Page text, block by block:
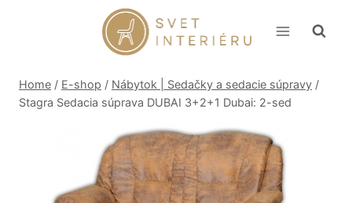
Home / E-shop / Nábytok | Sedačky a sedacie súpravy /
Stagra Sedacia súprava DUBAI 3+2+1 Dubai: 2-sed